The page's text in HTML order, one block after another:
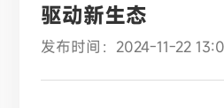
驱动新生态
发布时间：2024-11-22